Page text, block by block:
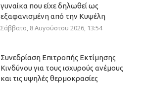
γυναίκα που είχε δηλωθεί ως
εξαφανισμένη από την Κυψέλη
Σάββατο, 8 Αυγούστου 2026, 13:54
Συνεδρίαση Επιτροπής Εκτίμησης
Κινδύνου για τους ισχυρούς ανέμους
και τις υψηλές θερμοκρασίες